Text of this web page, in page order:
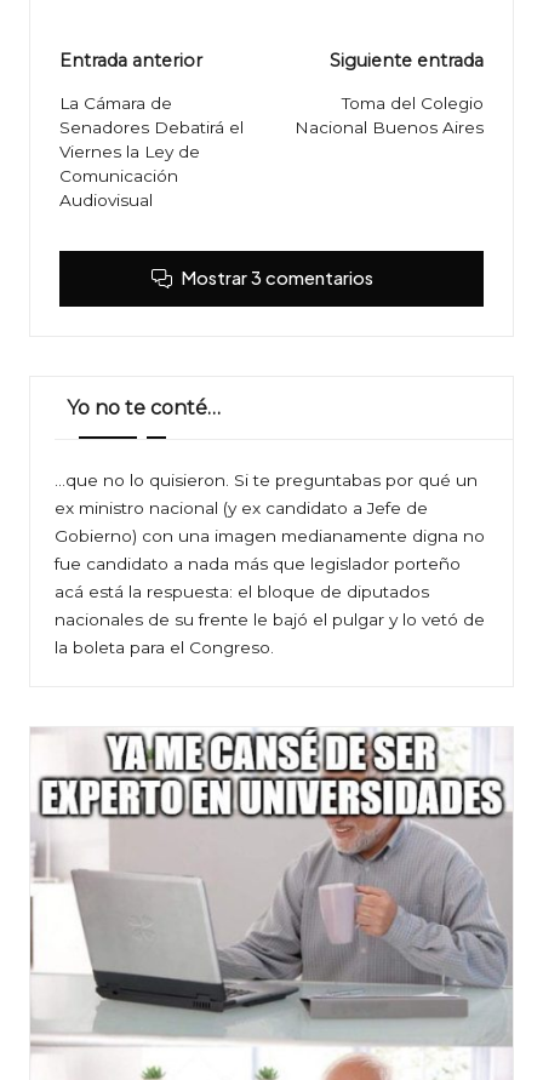
Navegación
de
entradas
Entrada anterior
La Cámara de
Senadores Debatirá el
Viernes la Ley de
Comunicación
Audiovisual
Siguiente entrada
Toma del Colegio
Nacional Buenos Aires
Mostrar 3 comentarios
Yo no te conté…
…que no lo quisieron. Si te preguntabas por qué un
ex ministro nacional (y ex candidato a Jefe de
Gobierno) con una imagen medianamente digna no
fue candidato a nada más que legislador porteño
acá está la respuesta: el bloque de diputados
nacionales de su frente le bajó el pulgar y lo vetó de
la boleta para el Congreso.